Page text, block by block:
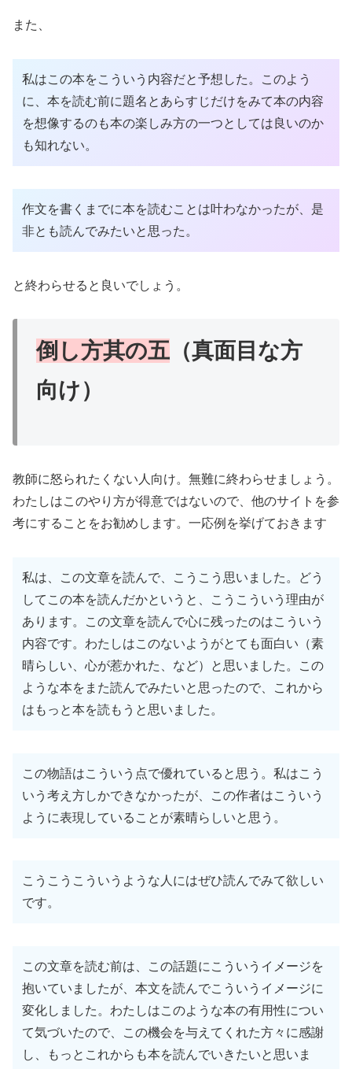
また、
私はこの本をこういう内容だと予想した。このよう
に、本を読む前に題名とあらすじだけをみて本の内容
を想像するのも本の楽しみ方の一つとしては良いのか
も知れない。
作文を書くまでに本を読むことは叶わなかったが、是
非とも読んでみたいと思った。
と終わらせると良いでしょう。
倒し方其の五 （真面目な方
向け）
教師に怒られたくない人向け。無難に終わらせましょう。
わたしはこのやり方が得意ではないので、他のサイトを参
考にすることをお勧めします。一応例を挙げておきます
私は、この文章を読んで、こうこう思いました。どう
してこの本を読んだかというと、こうこういう理由が
あります。この文章を読んで心に残ったのはこういう
内容です。わたしはこのないようがとても面白い（素
晴らしい、心が惹かれた、など）と思いました。この
ような本をまた読んでみたいと思ったので、これから
はもっと本を読もうと思いました。
この物語はこういう点で優れていると思う。私はこう
いう考え方しかできなかったが、この作者はこういう
ように表現していることが素晴らしいと思う。
こうこうこういうような人にはぜひ読んでみて欲しい
です。
この文章を読む前は、この話題にこういうイメージを
抱いていましたが、本文を読んでこういうイメージに
変化しました。わたしはこのような本の有用性につい
て気づいたので、この機会を与えてくれた方々に感謝
し、もっとこれからも本を読んでいきたいと思いま